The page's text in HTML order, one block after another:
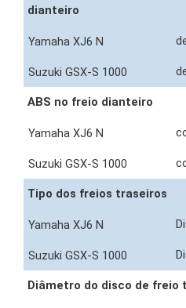
dianteiro
ABS no freio dianteiro
Tipo dos freios traseiros
Diâmetro do disco de freio